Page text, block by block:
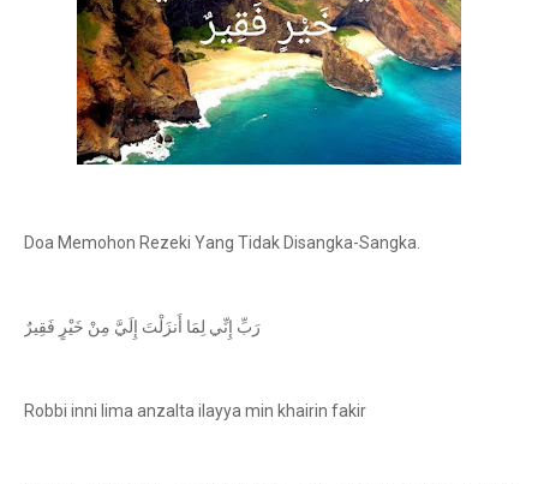
Doa Memohon Rezeki Yang Tidak Disangka-Sangka.
رَبِّ إِنِّي لِمَا أَنزَلْتَ إِلَيَّ مِنْ خَيْرٍ فَقِيرٌ
Robbi inni lima anzalta ilayya min khairin fakir